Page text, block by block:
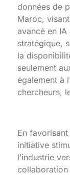
données de
Maroc,
avancé en
stratégique,
la
seulement
également à
chercheurs,
En
initiative
l’industrie
collaboration